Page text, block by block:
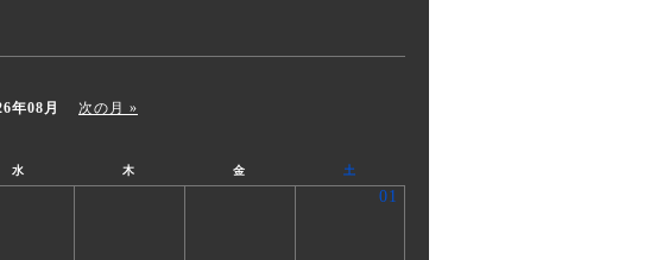
年08月 次の月 »
水 木 金 土
01